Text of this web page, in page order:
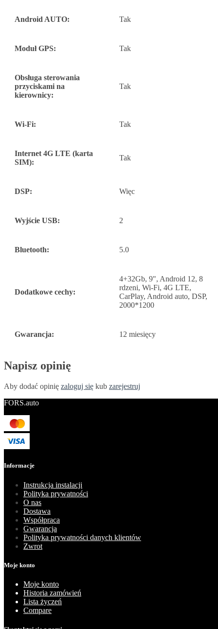
Android AUTO: Tak
Moduł GPS: Tak
Obsługa sterowania
przyciskami na
kierownicy:
Tak
Wi-Fi: Tak
Internet 4G LTE (karta
SIM):
Tak
DSP: Więc
Wyjście USB: 2
Bluetooth: 5.0
Dodatkowe cechy:
4+32Gb, 9", Android 12, 8
rdzeni, Wi-Fi, 4G LTE,
CarPlay, Android auto, DSP,
2000*1200
Gwarancja: 12 miesięcy
Napisz opinię
Aby dodać opinię zaloguj się kub zarejestruj
FORS.auto
Informacje
Instrukcja instalacji
Polityka prywatności
O nas
Dostawa
Współpraca
Gwarancja
Polityka prywatności danych klientów
Zwrot
Moje konto
Moje konto
Historia zamówień
Lista życzeń
Compare